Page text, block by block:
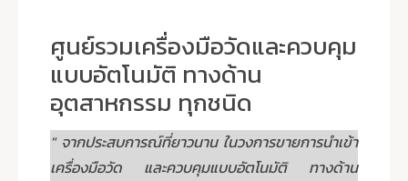
ศูนย์รวมเครื่องมือวัดและควบคุม
แบบอัตโนมัติ ทางด้าน
อุตสาหกรรม ทุกชนิด
" จากประสบการณ์ที่ยาวนาน ในวงการขายการนำเข้า
เครื่องมือวัด และควบคุมแบบอัตโนมัติ ทางด้าน